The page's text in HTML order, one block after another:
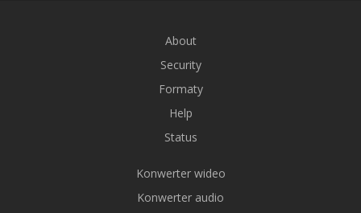
About
Security
Formaty
Help
Status
Konwerter wideo
Konwerter audio